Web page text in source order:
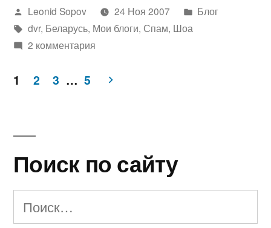
своему…»
Написано
автором
Leonid Sopov 24 Ноя 2007
Написано
Блог
Метки:
dvr, Беларусь, Мои блоги, Спам, Шоа
2 комментария
записей
1 2 3 … 5
Поиск по сайту
Найти: